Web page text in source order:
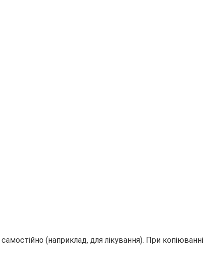
(наприклад, для лікування). При копіюванні